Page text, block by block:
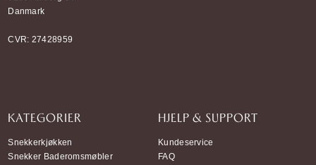
Danmark
CVR: 27428959
KATEGORIER
Snekkerkjøkken
Snekker Baderomsmøbler
HJELP & SUPPORT
Kundeservice
FAQ